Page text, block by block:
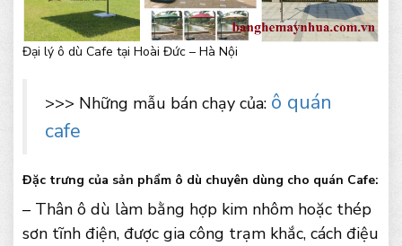
Đại lý ô dù Cafe tại Hoài Đức – Hà Nội
>>> Những mẫu bán chạy của: ô quán
cafe
Đặc trưng của sản phẩm ô dù chuyên dùng cho quán Cafe:
– Thân ô dù làm bằng hợp kim nhôm hoặc thép
sơn tĩnh điện, được gia công trạm khắc, cách điệu